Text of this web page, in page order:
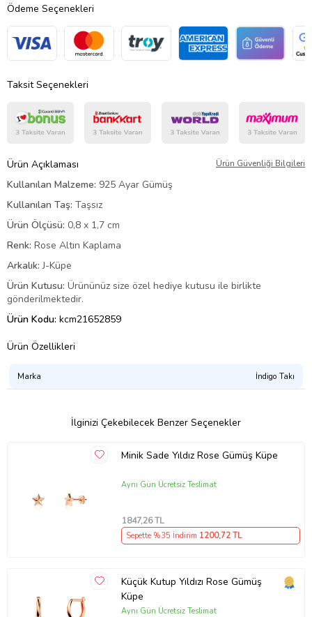
Ödeme Seçenekleri
Taksit Seçenekleri
Ürün Açıklaması Ürün Güvenliği Bilgileri
Kullanılan Malzeme: 925 Ayar Gümüş
Kullanılan Taş: Taşsız
Ürün Ölçüsü: 0,8 x 1,7 cm
Renk: Rose Altın Kaplama
Arkalık: J-Küpe
Ürün Kutusu: Ürününüz size özel hediye kutusu ile birlikte
gönderilmektedir.
Ürün Kodu: kcm21652859
Ürün Özellikleri
Marka İndigo Takı
İlginizi Çekebilecek Benzer Seçenekler
Minik Sade Yıldız Rose Gümüş Küpe
Aynı Gün Ücretsiz Teslimat
1847,26 TL
Sepette %35 İndirim 1200,72 TL
Küçük Kutup Yıldızı Rose Gümüş
Küpe
Aynı Gün Ücretsiz Teslimat